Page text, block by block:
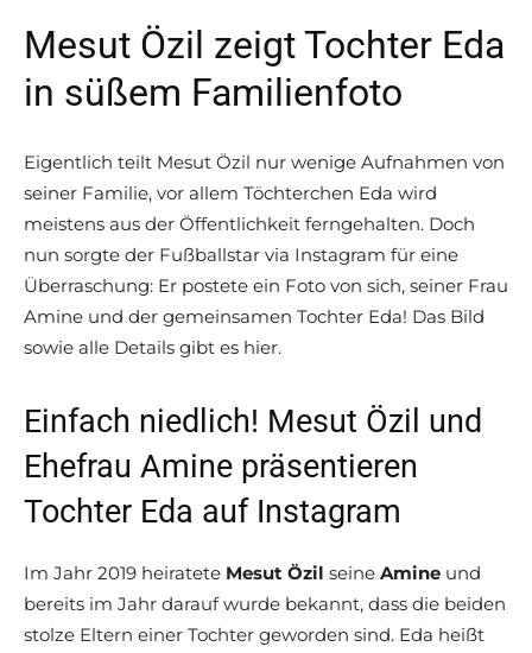
Mesut Özil zeigt Tochter Eda
in süßem Familienfoto
Eigentlich teilt Mesut Özil nur wenige Aufnahmen von
seiner Familie, vor allem Töchterchen Eda wird
meistens aus der Öffentlichkeit ferngehalten. Doch
nun sorgte der Fußballstar via Instagram für eine
Überraschung: Er postete ein Foto von sich, seiner Frau
Amine und der gemeinsamen Tochter Eda! Das Bild
sowie alle Details gibt es hier.
Einfach niedlich! Mesut Özil und
Ehefrau Amine präsentieren
Tochter Eda auf Instagram
Im Jahr 2019 heiratete Mesut Özil seine Amine und
bereits im Jahr darauf wurde bekannt, dass die beiden
stolze Eltern einer Tochter geworden sind. Eda heißt